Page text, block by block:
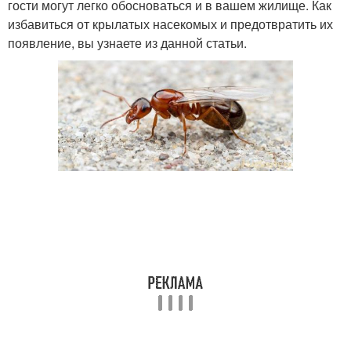
гости могут легко обосноваться и в вашем жилище. Как
избавиться от крылатых насекомых и предотвратить их
появление, вы узнаете из данной статьи.